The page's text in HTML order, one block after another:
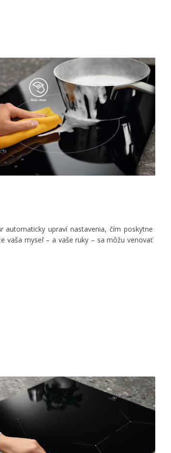
upraví nastavenia, čím poskytne
vaša myseľ – a vaše ruky – sa môžu venovať